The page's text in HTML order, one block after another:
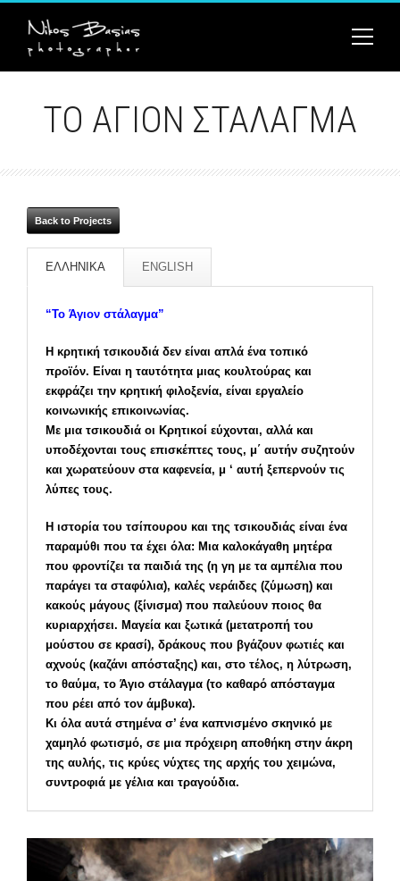
ΤΟ ΆΓΙΟΝ ΣΤΆΛΑΓΜΑ
Back to Projects
ΕΛΛΗΝΙΚΑ ENGLISH
“Το Άγιον στάλαγμα”
Η κρητική τσικουδιά δεν είναι απλά ένα τοπικό
προϊόν. Είναι η ταυτότητα μιας κουλτούρας και
εκφράζει την κρητική φιλοξενία, είναι εργαλείο
κοινωνικής επικοινωνίας.
Με μια τσικουδιά οι Κρητικοί εύχονται, αλλά και
υποδέχονται τους επισκέπτες τους, μ΄ αυτήν συζητούν
και χωρατεύουν στα καφενεία, μ ‘ αυτή ξεπερνούν τις
λύπες τους.
Η ιστορία του τσίπουρου και της τσικουδιάς είναι ένα
παραμύθι που τα έχει όλα: Μια καλοκάγαθη μητέρα
που φροντίζει τα παιδιά της (η γη με τα αμπέλια που
παράγει τα σταφύλια), καλές νεράιδες (ζύμωση) και
κακούς μάγους (ξίνισμα) που παλεύουν ποιος θα
κυριαρχήσει. Μαγεία και ξωτικά (μετατροπή του
μούστου σε κρασί), δράκους που βγάζουν φωτιές και
αχνούς (καζάνι απόσταξης) και, στο τέλος, η λύτρωση,
το θαύμα, το Άγιο στάλαγμα (το καθαρό απόσταγμα
που ρέει από τον άμβυκα).
Κι όλα αυτά στημένα σ’ ένα καπνισμένο σκηνικό με
χαμηλό φωτισμό, σε μια πρόχειρη αποθήκη στην άκρη
της αυλής, τις κρύες νύχτες της αρχής του χειμώνα,
συντροφιά με γέλια και τραγούδια.